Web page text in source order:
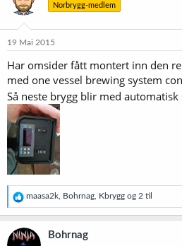
j
o
e
Norbrygg-medlem
19 Mai 2015
Har omsider fått montert inn den
med one vessel brewing system
Så neste brygg blir med automatisk
R
e
a
k
s
maasa2k Bohrnag Kbrygg og 2 til
Bohrnag